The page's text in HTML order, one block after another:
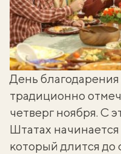
День
традиционно
четверг ноября. С
Штатах
который длится до